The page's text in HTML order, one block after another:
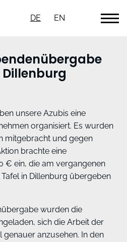
DE EN
unsere Azubis eine
organisiert. Es wurden
mitgebracht und gegen
brachte eine
€ ein, die am vergangenen
in Dillenburg übergeben
wurden die
sich die Arbeit der
genauer anzusehen. In den